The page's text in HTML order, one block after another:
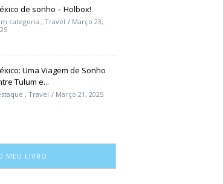
de sonho – Holbox!
categoria , Travel
Março 23,
Uma Viagem de Sonho
Tulum e...
, Travel Março 21, 2025
MEU LIVRO